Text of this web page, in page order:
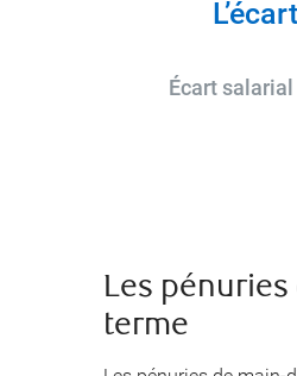
Écart
Les
terme